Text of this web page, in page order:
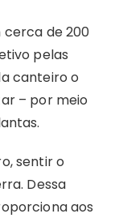
cerca de 200
pelas
canteiro o
– por meio
sentir o
Dessa
aos